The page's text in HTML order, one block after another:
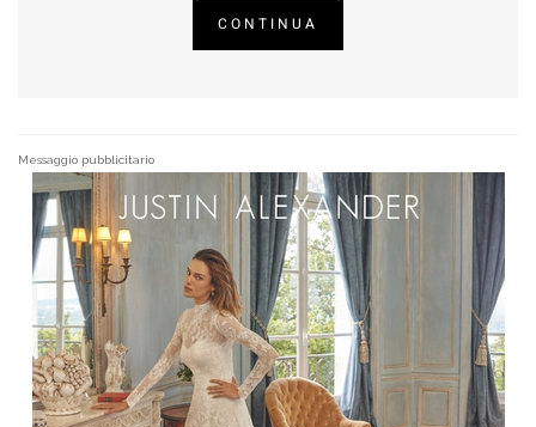
CONTINUA
Messaggio pubblicitario